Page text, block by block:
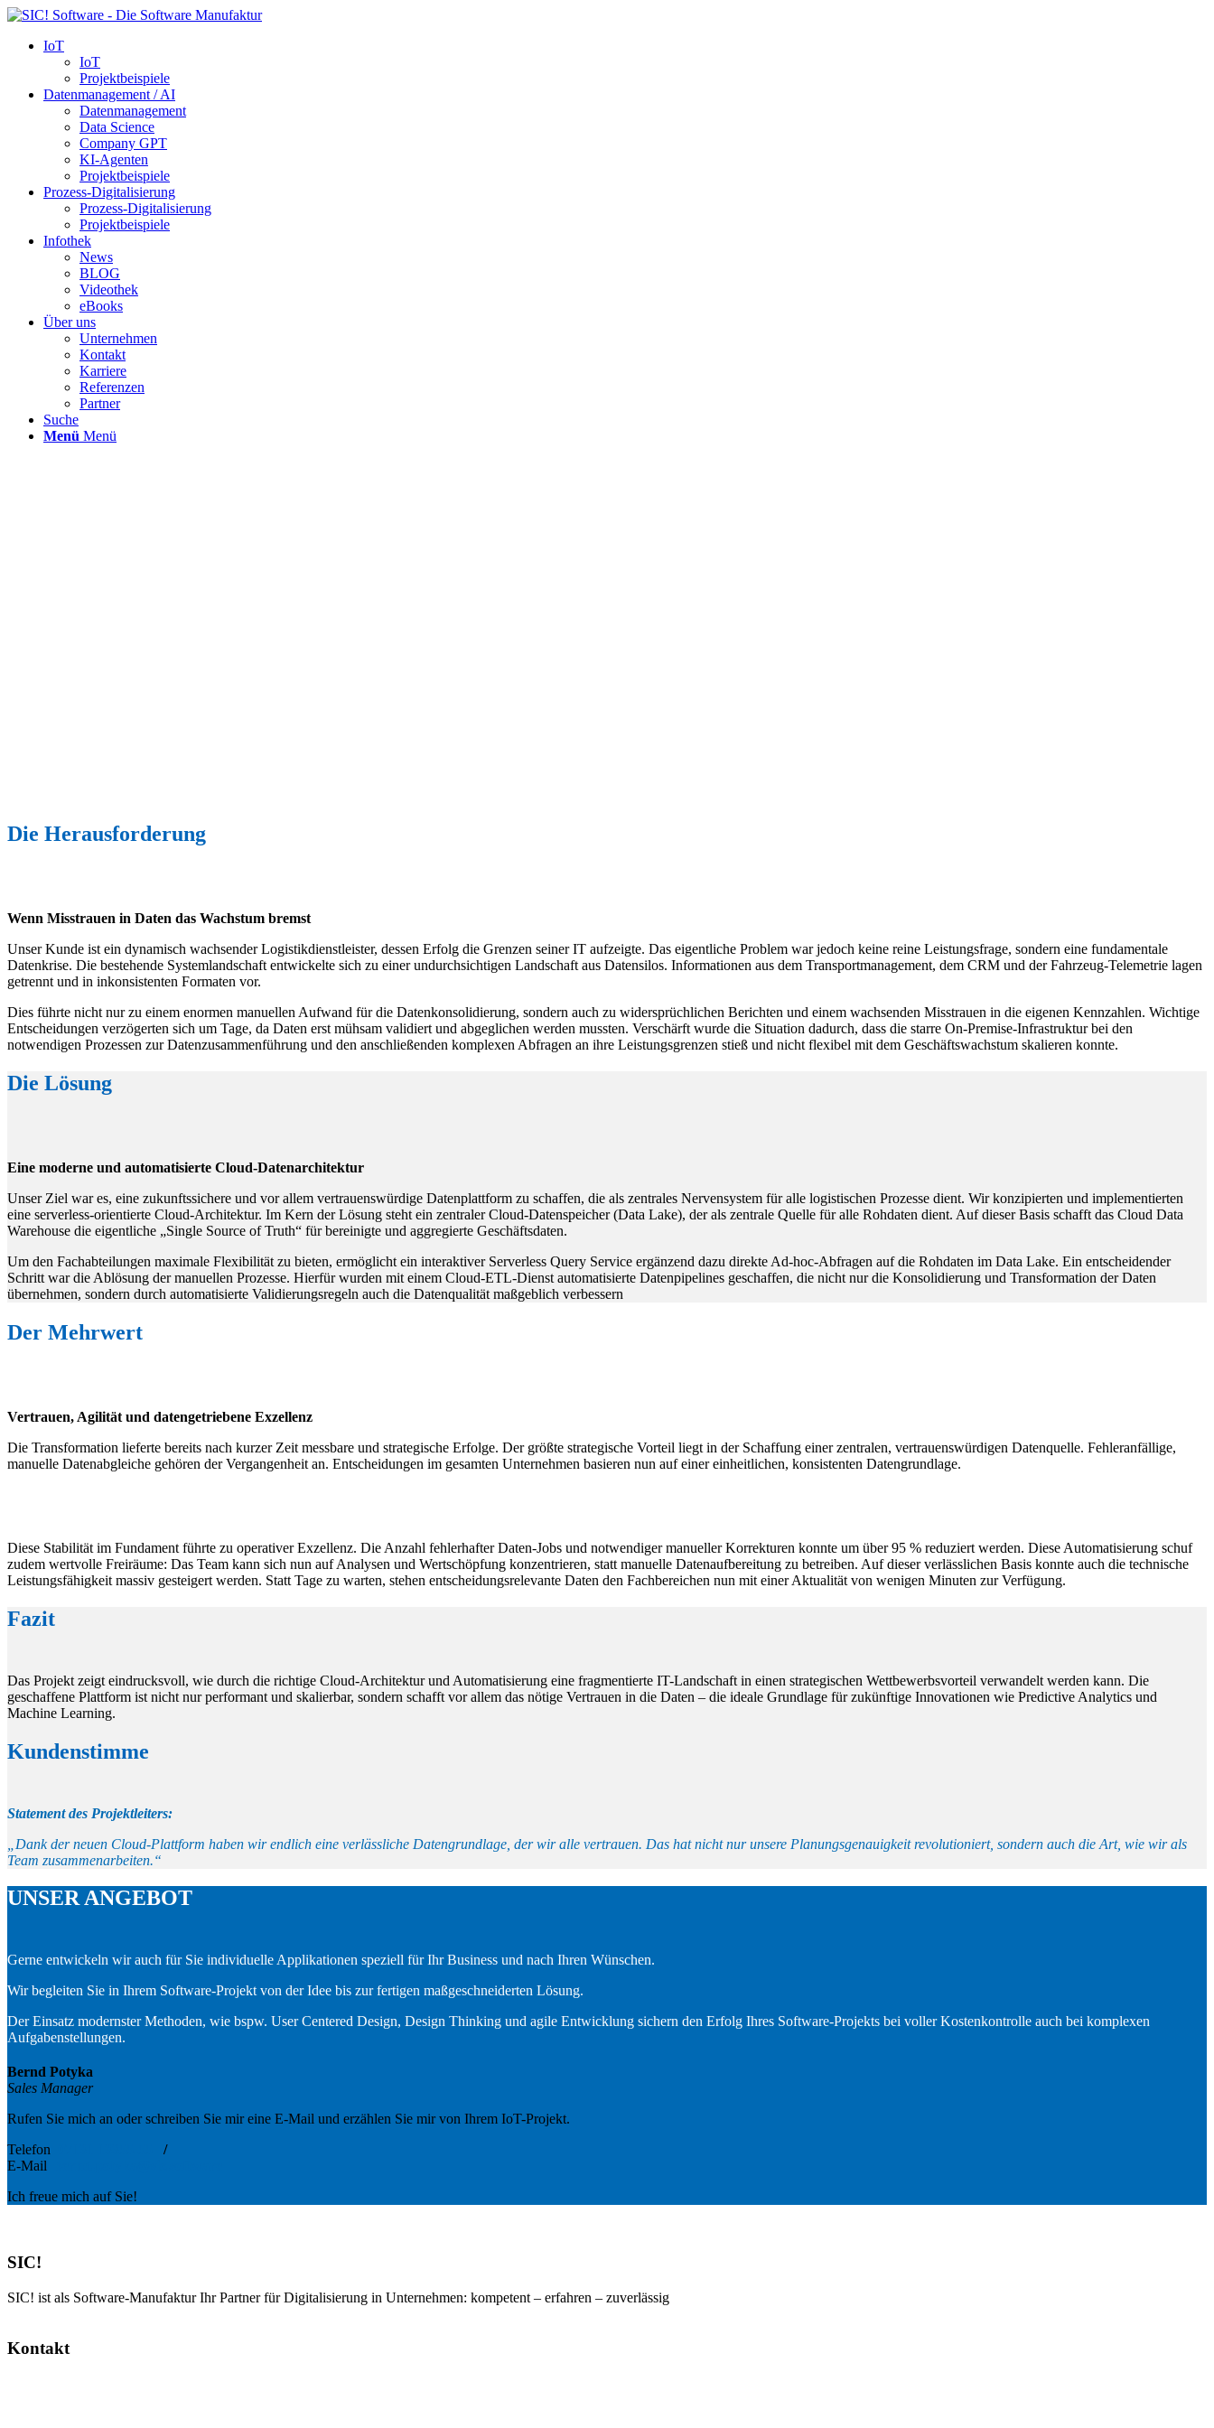
IoT
IoT
Projektbeispiele
Datenmanagement / AI
Datenmanagement
Data Science
Company GPT
KI-Agenten
Projektbeispiele
Prozess-Digitalisierung
Prozess-Digitalisierung
Projektbeispiele
Infothek
News
BLOG
Videothek
eBooks
Über uns
Unternehmen
Kontakt
Karriere
Referenzen
Partner
Suche
Menü Menü
Die Herausforderung
Wenn Misstrauen in Daten das Wachstum bremst
Unser Kunde ist ein dynamisch wachsender Logistikdienstleister, dessen Erfolg die Grenzen seiner IT aufzeigte. Das eigentliche Problem war jedoch keine reine Leistungsfrage, sondern eine fundamentale
Datenkrise. Die bestehende Systemlandschaft entwickelte sich zu einer undurchsichtigen Landschaft aus Datensilos. Informationen aus dem Transportmanagement, dem CRM und der Fahrzeug-Telemetrie lagen
getrennt und in inkonsistenten Formaten vor.
Dies führte nicht nur zu einem enormen manuellen Aufwand für die Datenkonsolidierung, sondern auch zu widersprüchlichen Berichten und einem wachsenden Misstrauen in die eigenen Kennzahlen. Wichtige
Entscheidungen verzögerten sich um Tage, da Daten erst mühsam validiert und abgeglichen werden mussten. Verschärft wurde die Situation dadurch, dass die starre On-Premise-Infrastruktur bei den
notwendigen Prozessen zur Datenzusammenführung und den anschließenden komplexen Abfragen an ihre Leistungsgrenzen stieß und nicht flexibel mit dem Geschäftswachstum skalieren konnte.
Die Lösung
Eine moderne und automatisierte Cloud-Datenarchitektur
Unser Ziel war es, eine zukunftssichere und vor allem vertrauenswürdige Datenplattform zu schaffen, die als zentrales Nervensystem für alle logistischen Prozesse dient. Wir konzipierten und implementierten
eine serverless-orientierte Cloud-Architektur. Im Kern der Lösung steht ein zentraler Cloud-Datenspeicher (Data Lake), der als zentrale Quelle für alle Rohdaten dient. Auf dieser Basis schafft das Cloud Data
Warehouse die eigentliche „Single Source of Truth“ für bereinigte und aggregierte Geschäftsdaten.
Um den Fachabteilungen maximale Flexibilität zu bieten, ermöglicht ein interaktiver Serverless Query Service ergänzend dazu direkte Ad-hoc-Abfragen auf die Rohdaten im Data Lake. Ein entscheidender
Schritt war die Ablösung der manuellen Prozesse. Hierfür wurden mit einem Cloud-ETL-Dienst automatisierte Datenpipelines geschaffen, die nicht nur die Konsolidierung und Transformation der Daten
übernehmen, sondern durch automatisierte Validierungsregeln auch die Datenqualität maßgeblich verbessern
Der Mehrwert
Vertrauen, Agilität und datengetriebene Exzellenz
Die Transformation lieferte bereits nach kurzer Zeit messbare und strategische Erfolge. Der größte strategische Vorteil liegt in der Schaffung einer zentralen, vertrauenswürdigen Datenquelle. Fehleranfällige,
manuelle Datenabgleiche gehören der Vergangenheit an. Entscheidungen im gesamten Unternehmen basieren nun auf einer einheitlichen, konsistenten Datengrundlage.
Diese Stabilität im Fundament führte zu operativer Exzellenz. Die Anzahl fehlerhafter Daten-Jobs und notwendiger manueller Korrekturen konnte um über 95 % reduziert werden. Diese Automatisierung schuf
zudem wertvolle Freiräume: Das Team kann sich nun auf Analysen und Wertschöpfung konzentrieren, statt manuelle Datenaufbereitung zu betreiben. Auf dieser verlässlichen Basis konnte auch die technische
Leistungsfähigkeit massiv gesteigert werden. Statt Tage zu warten, stehen entscheidungsrelevante Daten den Fachbereichen nun mit einer Aktualität von wenigen Minuten zur Verfügung.
Fazit
Das Projekt zeigt eindrucksvoll, wie durch die richtige Cloud-Architektur und Automatisierung eine fragmentierte IT-Landschaft in einen strategischen Wettbewerbsvorteil verwandelt werden kann. Die
geschaffene Plattform ist nicht nur performant und skalierbar, sondern schafft vor allem das nötige Vertrauen in die Daten – die ideale Grundlage für zukünftige Innovationen wie Predictive Analytics und
Machine Learning.
Kundenstimme
Statement des Projektleiters:
„Dank der neuen Cloud-Plattform haben wir endlich eine verlässliche Datengrundlage, der wir alle vertrauen. Das hat nicht nur unsere Planungsgenauigkeit revolutioniert, sondern auch die Art, wie wir als
Team zusammenarbeiten.“
UNSER ANGEBOT
Gerne entwickeln wir auch für Sie individuelle Applikationen speziell für Ihr Business und nach Ihren Wünschen.
Wir begleiten Sie in Ihrem Software-Projekt von der Idee bis zur fertigen maßgeschneiderten Lösung.
Der Einsatz modernster Methoden, wie bspw. User Centered Design, Design Thinking und agile Entwicklung sichern den Erfolg Ihres Software-Projekts bei voller Kostenkontrolle auch bei komplexen
Aufgabenstellungen.
Bernd Potyka
Sales Manager
Rufen Sie mich an oder schreiben Sie mir eine E-Mail und erzählen Sie mir von Ihrem IoT-Projekt.
Telefon
/
E-Mail
Ich freue mich auf Sie!
SIC!
SIC! ist als Software-Manufaktur Ihr Partner für Digitalisierung in Unternehmen: kompetent – erfahren – zuverlässig
Kontakt